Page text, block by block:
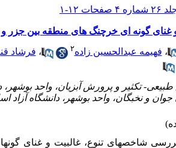
شماره ۴ صفحات ۱۲-۱
و غنای گونه ای خرچنگ های منطقه بین
، فهیمه عبدالحسین زاده۲ ، فرشاد
شاخص­های تنوع، غالبیت و غنای